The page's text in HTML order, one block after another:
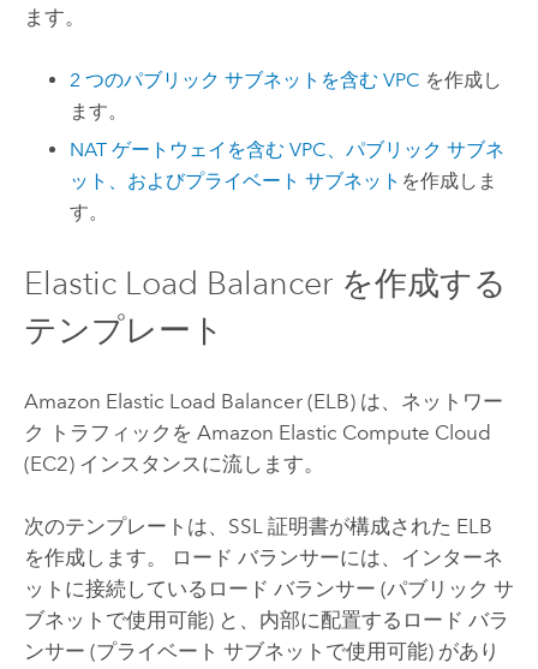
ます。
2 つのパブリック サブネットを含むVPC を作成し
ます。
NAT ゲートウェイを含むVPC、パブリック サブネ
ット、およびプライベート サブネット を作成しま
す。
Elastic Load Balancer を作成する
テンプレート
Amazon Elastic Load Balancer (ELB) は、ネットワー
ク トラフィックを Amazon Elastic Compute Cloud
(EC2)インスタンスに流します。
次のテンプレートは、SSL 証明書が構成された ELB
を作成します。 ロード バランサーには、インターネ
ットに接続しているロード バランサー (パブリック サ
ブネットで使用可能) と、内部に配置するロード バラ
ンサー (プライベート サブネットで使用可能) があり